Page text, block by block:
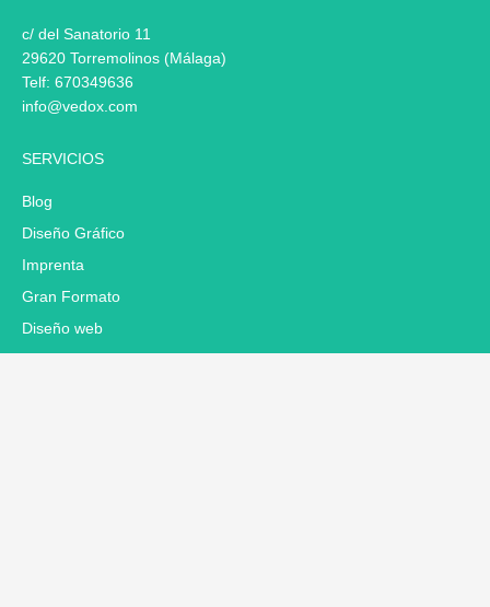
c/ del Sanatorio 11
29620 Torremolinos (Málaga)
Telf: 670349636
info@vedox.com
SERVICIOS
Blog
Diseño Gráfico
Imprenta
Gran Formato
Diseño web